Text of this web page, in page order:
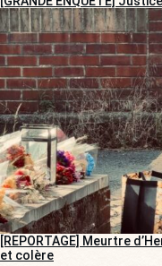
[REPORTAGE] Meurtre
et colère